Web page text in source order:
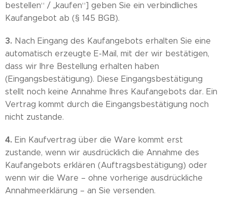
bestellen“ / „kaufen“] geben Sie ein verbindliches
Kaufangebot ab (§ 145 BGB).
3. Nach Eingang des Kaufangebots erhalten Sie eine
automatisch erzeugte E-Mail, mit der wir bestätigen,
dass wir Ihre Bestellung erhalten haben
(Eingangsbestätigung). Diese Eingangsbestätigung
stellt noch keine Annahme Ihres Kaufangebots dar. Ein
Vertrag kommt durch die Eingangsbestätigung noch
nicht zustande.
4. Ein Kaufvertrag über die Ware kommt erst
zustande, wenn wir ausdrücklich die Annahme des
Kaufangebots erklären (Auftragsbestätigung) oder
wenn wir die Ware – ohne vorherige ausdrückliche
Annahmeerklärung – an Sie versenden.